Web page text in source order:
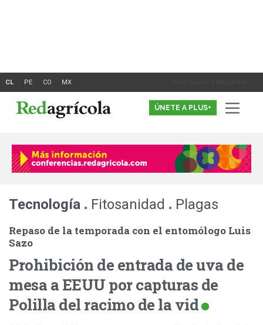
Inicia Sesión o Registrate
ÚNETE A PLUS+
Tecnología . Fitosanidad . Plagas
Repaso de la temporada con el entomólogo Luis
Sazo
Prohibición de entrada de uva de
mesa a EEUU por capturas de
Polilla del racimo de la vid